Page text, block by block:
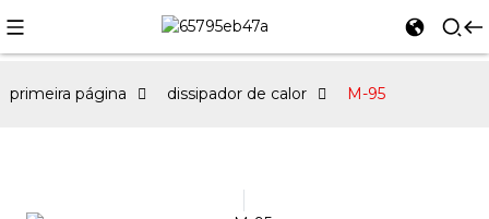
primeira página dissipador de calor M-95